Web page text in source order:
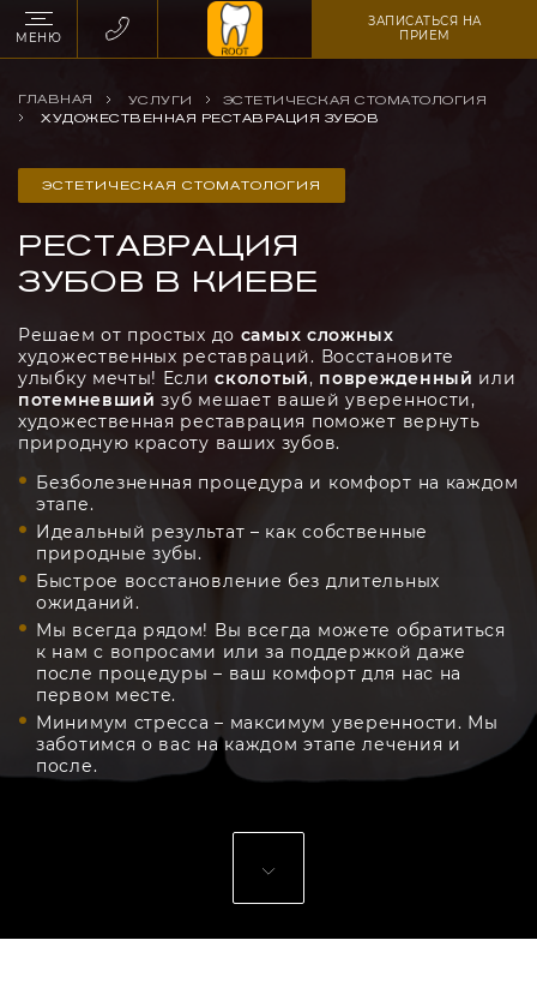
МЕНЮ
ЗАПИСАТЬСЯ НА
ПРИЕМ
ГЛАВНАЯ УСЛУГИ
ЭСТЕТИЧЕСКАЯ СТОМАТОЛОГИЯ
ХУДОЖЕСТВЕННАЯ РЕСТАВРАЦИЯ ЗУБОВ
ЭСТЕТИЧЕСКАЯ СТОМАТОЛОГИЯ
РЕСТАВРАЦИЯ
ЗУБОВ В КИЕВЕ
Решаем от простых до самых сложных
художественных реставраций. Восстановите
улыбку мечты! Еслисколотый, поврежденный или
потемневший зуб мешает вашей уверенности,
художественная реставрация поможет вернуть
природную красоту ваших зубов.
Безболезненная процедура и комфорт на каждом
этапе.
Идеальный результат – как собственные
природные зубы.
Быстрое восстановление без длительных
ожиданий.
Мы всегда рядом! Вы всегда можете обратиться
к нам с вопросами или за поддержкой даже
после процедуры – ваш комфорт для нас на
первом месте.
Минимум стресса – максимум уверенности. Мы
заботимся о вас на каждом этапе лечения и
после.